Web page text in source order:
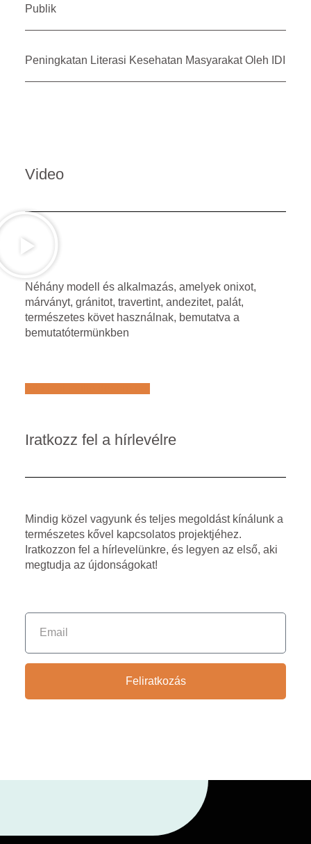
Publik
Peningkatan Literasi Kesehatan Masyarakat Oleh IDI
Video
Néhány modell és alkalmazás, amelyek onixot,
márványt, gránitot, travertint, andezitet, palát,
természetes követ használnak, bemutatva a
bemutatótermünkben
Iratkozz fel a hírlevélre
Mindig közel vagyunk és teljes megoldást kínálunk a
természetes kővel kapcsolatos projektjéhez.
Iratkozzon fel a hírlevelünkre, és legyen az első, aki
megtudja az újdonságokat!
Feliratkozás